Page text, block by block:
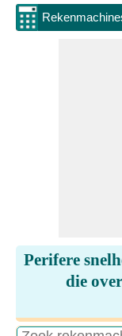
Perifere
die